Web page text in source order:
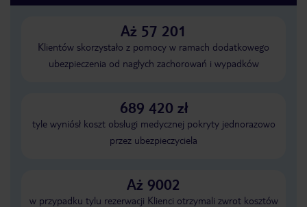
Aż 57 201
Klientów skorzystało z pomocy w ramach dodatkowego
ubezpieczenia od nagłych zachorowań i wypadków
689 420 zł
tyle wyniósł koszt obsługi medycznej pokryty jednorazowo
przez ubezpieczyciela
Aż 9002
w przypadku tylu rezerwacji Klienci otrzymali zwrot kosztów